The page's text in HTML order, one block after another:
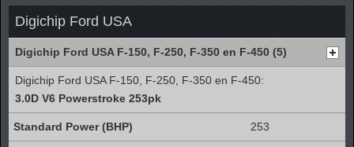
Digichip Ford USA
Digichip Ford USA F-150, F-250, F-350 en F-450 (5)
Digichip Ford USA F-150, F-250, F-350 en F-450:
3.0D V6 Powerstroke 253pk
253